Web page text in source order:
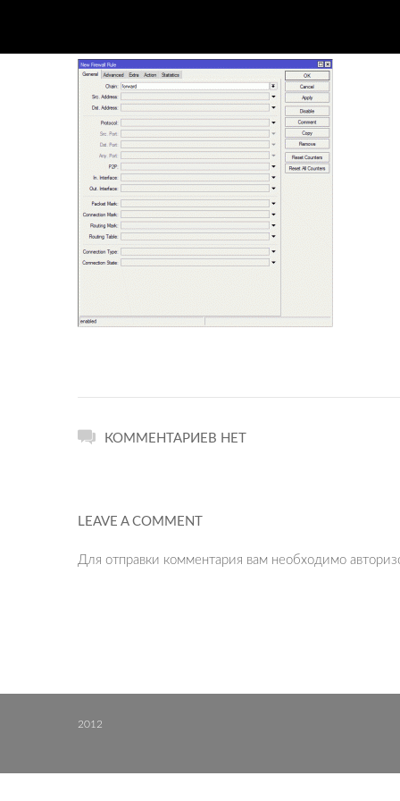
КОММЕНТАРИЕВ НЕТ
LEAVE A COMMENT
Для отправки комментария вам необходимо
2012